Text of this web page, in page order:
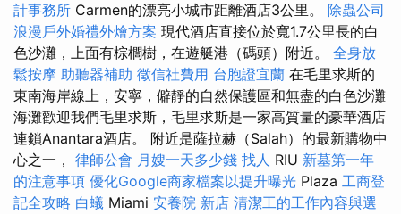
計事務所 Carmen的漂亮小城市距離酒店3公里。 除蟲公司
浪漫戶外婚禮外燴方案 現代酒店直接位於寬1.7公里長的白
色沙灘，上面有棕櫚樹，在遊艇港（碼頭）附近。 全身放
鬆按摩 助聽器補助 徵信社費用 台胞證宜蘭 在毛里求斯的
東南海岸線上，安寧，僻靜的自然保護區和無盡的白色沙灘
海灘歡迎我們毛里求斯，毛里求斯是一家高質量的豪華酒店
連鎖Anantara酒店。 附近是薩拉赫（Salah）的最新購物中
心之一， 律師公會 月嫂一天多少錢 找人 RIU 新墓第一年
的注意事項 優化Google商家檔案以提升曝光 Plaza 工商登
記全攻略 白蟻 Miami 安養院 新店 清潔工的工作內容與選